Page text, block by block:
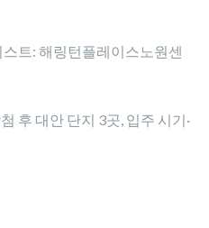
트: 해링턴플레이스노원센
후 대안 단지 3곳, 입주 시기·